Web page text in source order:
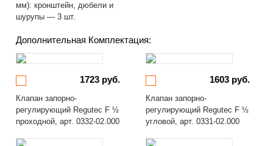
мм): кронштейн, дюбели и
шурупы — 3 шт.
Дополнительная Комплектация:
1723 руб.
Клапан запорно-
регулирующий Regutec F ½
проходной, арт. 0332-02.000
1603 руб.
Клапан запорно-
регулирующий Regutec F ½
угловой, арт. 0331-02.000